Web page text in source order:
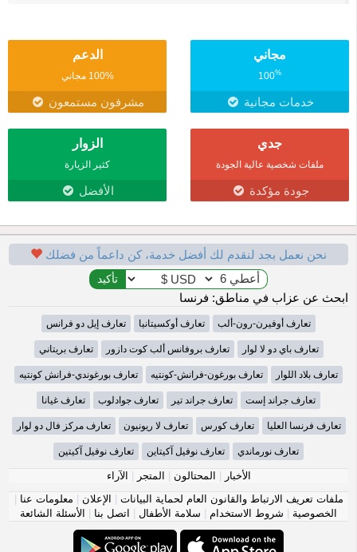
مجاني
100%
خدمات مجانية
الدعم
100% مجاني
مشرفون مستمعون
جدي
ملفات شخصية عالية الجودة
جودة مؤكدة
الزوار
كثير الزيارة
الأفضل
نحن نعمل بجد لنقدم لك أفضل خدمة، كن داعماً من فضلك
ابحث عن عزاب في مناطق: فرنسا
تعارف أوفيرن-رون-ألب تعارف أوكسيتانيا تعارف إيل دو فرانس
تعارف باي دو لا لوار تعارف بروفانس ألب كوت دازور تعارف بريتاني
تعارف بلاد اللوار تعارف بورغون-فرانش-كونتيه تعارف بورغوندي-فرانش كونتيه
تعارف جراند إست تعارف جراند تير تعارف جوادلوب تعارف غيانا
تعارف فرنسا العليا تعارف كورس تعارف لا ريونيون تعارف مركز فال دو لوار
تعارف نورماندي تعارف نوفيل آكيتاين تعارف نوفيل آكيتين
الأخبار | المحتالون | المتجر | الآراء
ملفات تعريف الارتباط والقانون العام لحماية البيانات | الإعلان | معلومات عنا |
الخصوصية | شروط الاستخدام | سلامة الأطفال | اتصل بنا | الأسئلة الشائعة